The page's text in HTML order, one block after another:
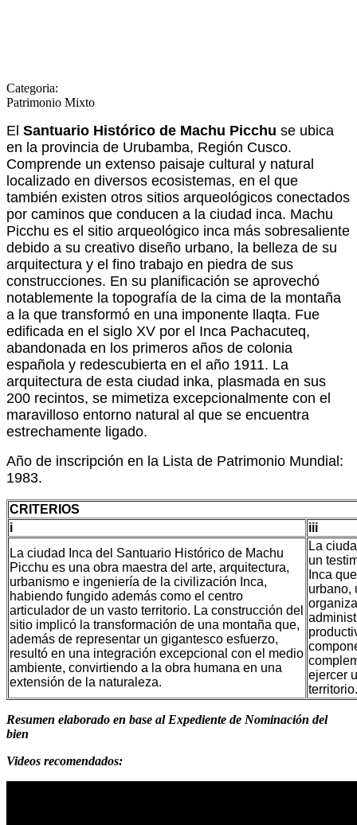
Categoria:
Patrimonio Mixto
El Santuario Histórico de Machu Picchu se ubica
en la provincia de Urubamba, Región Cusco.
Comprende un extenso paisaje cultural y natural
localizado en diversos ecosistemas, en el que
también existen otros sitios arqueológicos conectados
por caminos que conducen a la ciudad inca. Machu
Picchu es el sitio arqueológico inca más sobresaliente
debido a su creativo diseño urbano, la belleza de su
arquitectura y el fino trabajo en piedra de sus
construcciones. En su planificación se aprovechó
notablemente la topografía de la cima de la montaña
a la que transformó en una imponente llaqta. Fue
edificada en el siglo XV por el Inca Pachacuteq,
abandonada en los primeros años de colonia
española y redescubierta en el año 1911. La
arquitectura de esta ciudad inka, plasmada en sus
200 recintos, se mimetiza excepcionalmente con el
maravilloso entorno natural al que se encuentra
estrechamente ligado.
Año de inscripción en la Lista de Patrimonio Mundial:
1983.
CRITERIOS
i
iii
La ciudad Inca del Santuario Histórico de Machu
Picchu es una obra maestra del arte, arquitectura,
urbanismo e ingeniería de la civilización Inca,
habiendo fungido además como el centro
articulador de un vasto territorio. La construcción del
sitio implicó la transformación de una montaña que,
además de representar un gigantesco esfuerzo,
resultó en una integración excepcional con el medio
ambiente, convirtiendo a la obra humana en una
extensión de la naturaleza.
La
un
Inca
urbano,
ejercer
territorio.
Resumen elaborado en base al Expediente de Nominación del
bien
Videos recomendados: